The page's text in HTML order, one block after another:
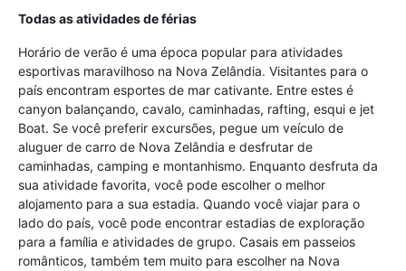
Todas as atividades de férias
Horário de verão é uma época popular para atividades
esportivas maravilhoso na Nova Zelândia. Visitantes para o
país encontram esportes de mar cativante. Entre estes é
canyon balançando, cavalo, caminhadas, rafting, esqui e jet
Boat. Se você preferir excursões, pegue um veículo de
aluguer de carro de Nova Zelândia e desfrutar de
caminhadas, camping e montanhismo. Enquanto desfruta da
sua atividade favorita, você pode escolher o melhor
alojamento para a sua estadia. Quando você viajar para o
lado do país, você pode encontrar estadias de exploração
para a família e atividades de grupo. Casais em passeios
românticos, também tem muito para escolher na Nova